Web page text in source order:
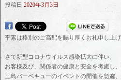
投稿日 2020年3月3日
平素は格別のご高配を賜り厚くお礼申し上げ
さて新型コロナウイルス感染拡大に伴い、
お客様及び、関係者の健康と安全を考慮し
三島バーベキューのイベントの開催を急遽